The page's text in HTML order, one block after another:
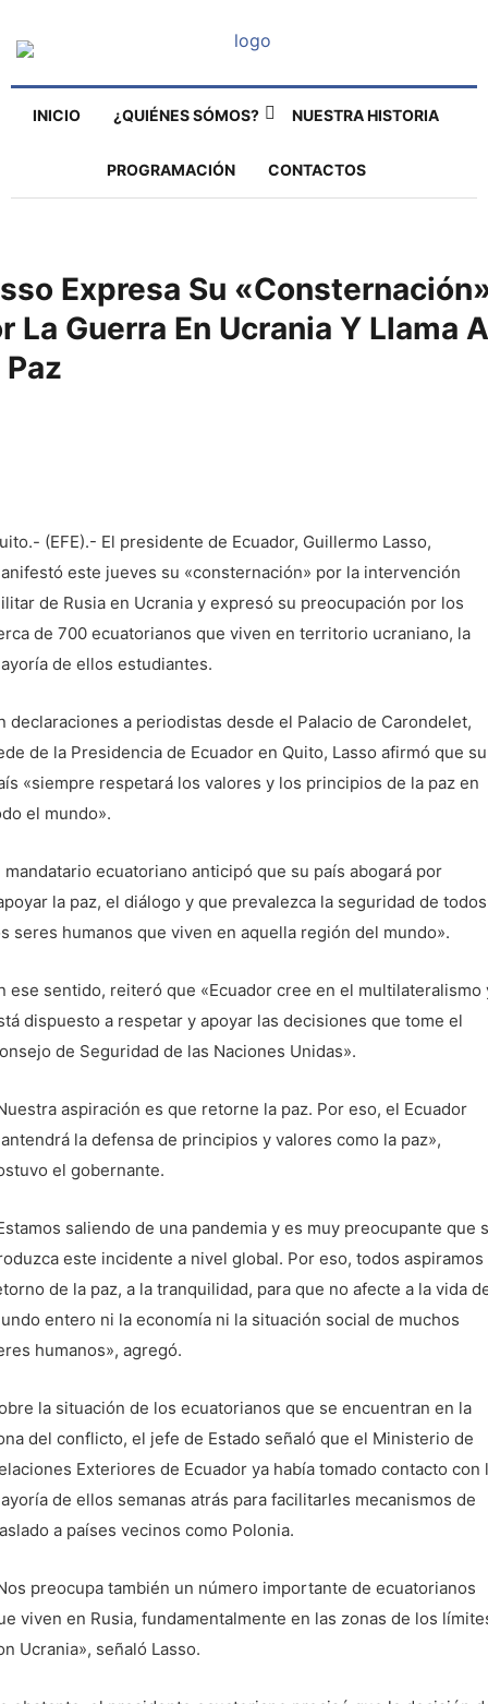
INICIO ¿QUIÉNES SÓMOS? NUESTRA HISTORIA
PROGRAMACIÓN CONTACTOS
Expresa Su
La Guerra En Ucrania Y Llama A
Paz
(EFE).- El presidente de Ecuador, Guillermo Lasso,
este jueves su «consternación» por la intervención
de Rusia en Ucrania y expresó su preocupación por los
de 700 ecuatorianos que viven en territorio ucraniano, la
de ellos estudiantes.
declaraciones a periodistas desde el Palacio de Carondelet,
de la Presidencia de Ecuador en Quito, Lasso afirmó que su
«siempre respetará los valores y los principios de la paz en
el mundo».
mandatario ecuatoriano anticipó que su país abogará por
la paz, el diálogo y que prevalezca la seguridad de todos
seres humanos que viven en aquella región del mundo».
ese sentido, reiteró que «Ecuador cree en el multilateralismo
dispuesto a respetar y apoyar las decisiones que tome el
de Seguridad de las Naciones Unidas».
aspiración es que retorne la paz. Por eso, el Ecuador
la defensa de principios y valores como la paz»,
el gobernante.
saliendo de una pandemia y es muy preocupante que
este incidente a nivel global. Por eso, todos aspiramos
de la paz, a la tranquilidad, para que no afecte a la vida
entero ni la economía ni la situación social de muchos
humanos», agregó.
la situación de los ecuatorianos que se encuentran en la
del conflicto, el jefe de Estado señaló que el Ministerio de
Exteriores de Ecuador ya había tomado contacto con
de ellos semanas atrás para facilitarles mecanismos de
a países vecinos como Polonia.
preocupa también un número importante de ecuatorianos
viven en Rusia, fundamentalmente en las zonas de los
Ucrania», señaló Lasso.